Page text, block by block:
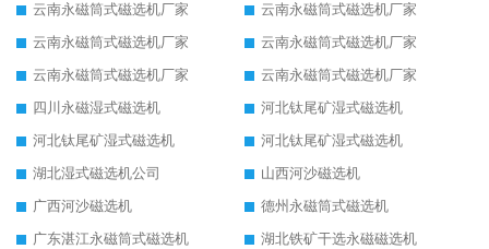
云南永磁筒式磁选机厂家
云南永磁筒式磁选机厂家
云南永磁筒式磁选机厂家
云南永磁筒式磁选机厂家
云南永磁筒式磁选机厂家
云南永磁筒式磁选机厂家
四川永磁湿式磁选机
河北钛尾矿湿式磁选机
河北钛尾矿湿式磁选机
河北钛尾矿湿式磁选机
湖北湿式磁选机公司
山西河沙磁选机
广西河沙磁选机
德州永磁筒式磁选机
广东湛江永磁筒式磁选机
湖北铁矿干选永磁磁选机